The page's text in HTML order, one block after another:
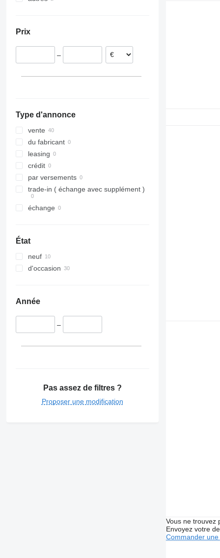
Portugal
Espagne
Prix
–
Type d'annonce
vente
du fabricant
leasing
crédit
par versements
trade-in ( échange avec supplément )
échange
État
neuf
d'occasion
Année
–
Pas assez de filtres ?
Proposer une modification
Vous ne trouvez
Envoyez votre
Commander